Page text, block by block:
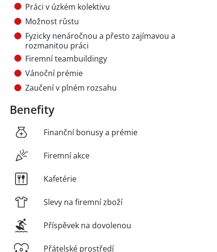
Práci v úzkém kolektivu
Možnost růstu
Fyzicky nenáročnou a přesto zajímavou a
rozmanitou práci
Firemní teambuildingy
Vánoční prémie
Zaučení v plném rozsahu
Benefity
Finanční bonusy a prémie
Firemní akce
Kafetérie
Slevy na firemní zboží
Příspěvek na dovolenou
Přátelské prostředí